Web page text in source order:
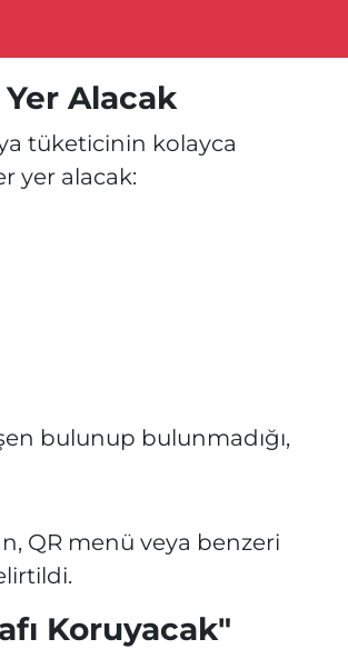
Alacak
tüketicinin kolayca
yer alacak:
bulunup bulunmadığı,
QR menü veya benzeri
Koruyacak"